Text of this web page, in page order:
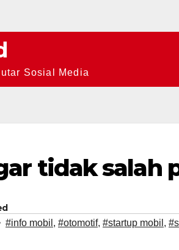
Sosial Media
tidak salah
#info mobil , #otomotif, #startup mobil ,